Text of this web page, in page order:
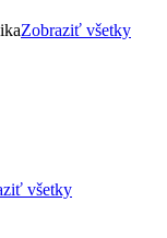
Zobraziť všetky
všetky